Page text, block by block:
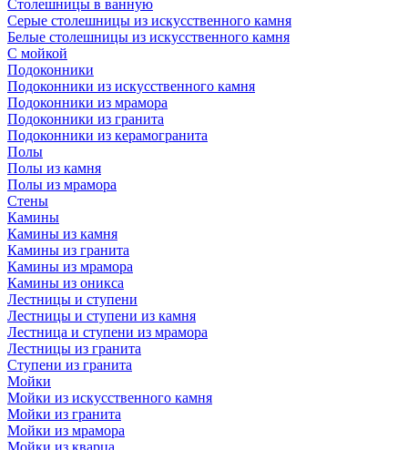
Столешницы в ванную
Серые столешницы из искусственного камня
Белые столешницы из искусственного камня
С мойкой
Подоконники
Подоконники из искусственного камня
Подоконники из мрамора
Подоконники из гранита
Подоконники из керамогранита
Полы
Полы из камня
Полы из мрамора
Стены
Камины
Камины из камня
Камины из гранита
Камины из мрамора
Камины из оникса
Лестницы и ступени
Лестницы и ступени из камня
Лестница и ступени из мрамора
Лестницы из гранита
Ступени из гранита
Мойки
Мойки из искусственного камня
Мойки из гранита
Мойки из мрамора
Мойки из кварца